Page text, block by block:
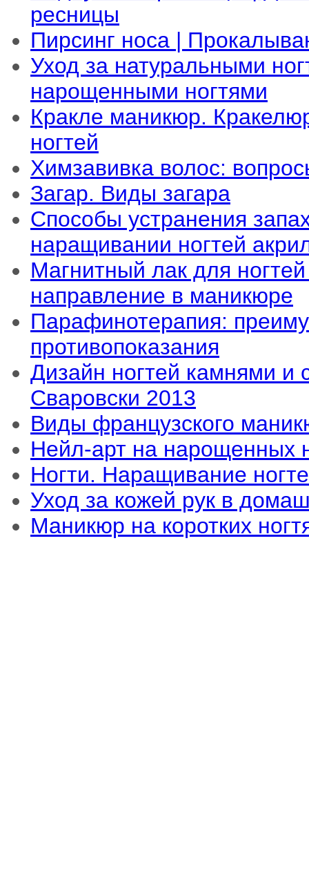
ресницы
Пирсинг носа |
Уход за натуральными
нарощенными ногтями
Кракле маникюр.
ногтей
Химзавивка волос:
Загар. Виды загара
Способы устранения
наращивании ногтей
Магнитный лак для
направление в маникюре
Парафинотерапия:
противопоказания
Дизайн ногтей камнями и
Сваровски 2013
Виды французского
Нейл-арт на нарощенных
Ногти. Наращивание
Уход за кожей рук в
Маникюр на коротких